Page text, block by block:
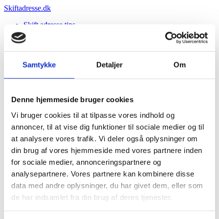
Samtykke Detaljer Om
Denne hjemmeside bruger cookies
Vi bruger cookies til at tilpasse vores indhold og
annoncer, til at vise dig funktioner til sociale medier og til
at analysere vores trafik. Vi deler også oplysninger om
din brug af vores hjemmeside med vores partnere inden
for sociale medier, annonceringspartnere og
analysepartnere. Vores partnere kan kombinere disse
data med andre oplysninger, du har givet dem, eller som
de har indsamlet fra din brug af deres tjenester.
Videre
indhold
Skiftadresse.dk
Skift adresse tips
Gå til gomule.com
Skift adresse tips
Dag:17. december 2025
Flytteadresse og fælles økonomi: Skat og
fradrag
Flytteadresse og fælles økonomi – sådan påvirker det skat og
fradrag: Praktisk guide til adresse, forskudsopgørelse,
kørselsfradrag, dobbelt husførelse.
Hvem informerer lægen, når du flytter